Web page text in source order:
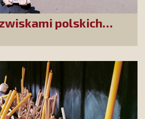
polskich
złożona w Fatimie